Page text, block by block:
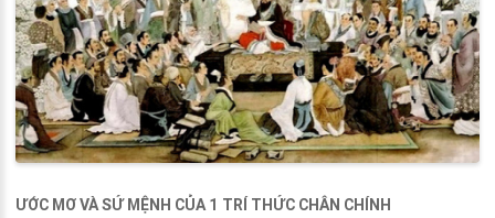
ƯỚC MƠ VÀ SỨ MỆNH CỦA 1 TRÍ THỨC CHÂN CHÍNH